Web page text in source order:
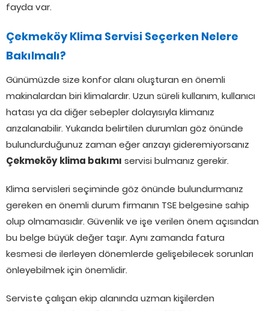
fayda var.
Çekmeköy Klima Servisi Seçerken Nelere
Bakılmalı?
Günümüzde size konfor alanı oluşturan en önemli
makinalardan biri klimalardır. Uzun süreli kullanım, kullanıcı
hatası ya da diğer sebepler dolayısıyla klimanız
arızalanabilir. Yukarıda belirtilen durumları göz önünde
bulundurduğunuz zaman eğer arızayı gideremiyorsanız
Çekmeköy klima bakımı servisi bulmanız gerekir.
Klima servisleri seçiminde göz önünde bulundurmanız
gereken en önemli durum firmanın TSE belgesine sahip
olup olmamasıdır. Güvenlik ve işe verilen önem açısından
bu belge büyük değer taşır. Aynı zamanda fatura
kesmesi de ilerleyen dönemlerde gelişebilecek sorunları
önleyebilmek için önemlidir.
Serviste çalışan ekip alanında uzman kişilerden